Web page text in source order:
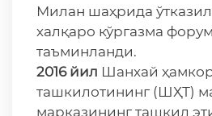
Милан шаҳрида
халқаро кўргазма
таъминланди.
2016 йил Шанхай
ташкилотининг (ШҲТ)
марказининг ташкил